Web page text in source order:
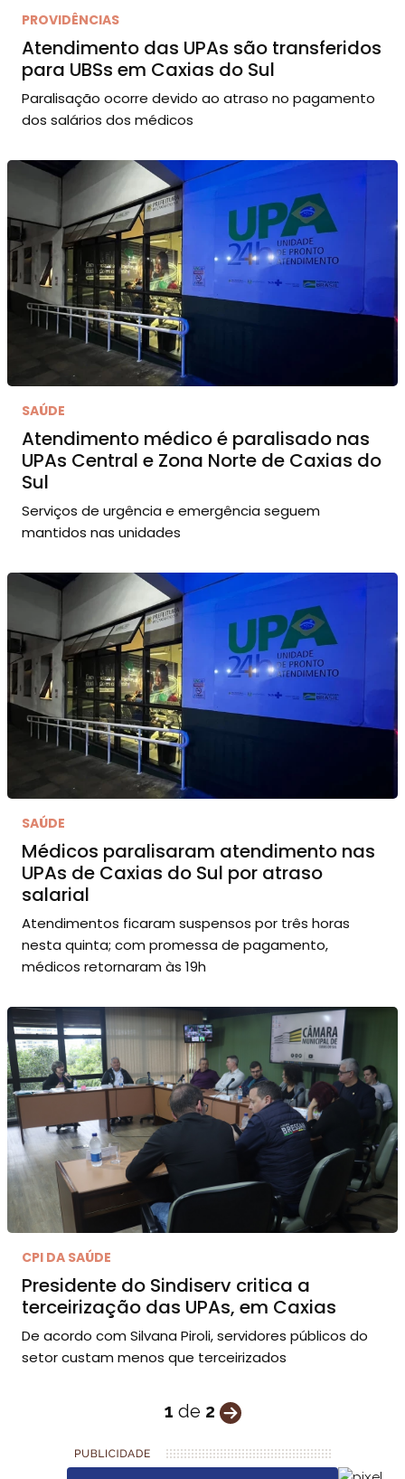
PROVIDÊNCIAS
Atendimento das UPAs são transferidos
para UBSs em Caxias do Sul
Paralisação ocorre devido ao atraso no pagamento
dos salários dos médicos
SAÚDE
Atendimento médico é paralisado nas
UPAs Central e Zona Norte de Caxias do
Sul
Serviços de urgência e emergência seguem
mantidos nas unidades
SAÚDE
Médicos paralisaram atendimento nas
UPAs de Caxias do Sul por atraso
salarial
Atendimentos ficaram suspensos por três horas
nesta quinta; com promessa de pagamento,
médicos retornaram às 19h
CPI DA SAÚDE
Presidente do Sindiserv critica a
terceirização das UPAs, em Caxias
De acordo com Silvana Piroli, servidores públicos do
setor custam menos que terceirizados
1 de 2